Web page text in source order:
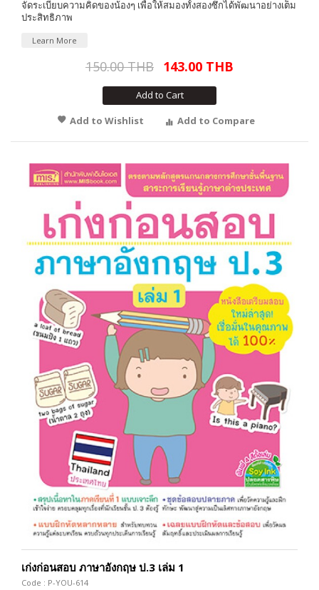
จัดระเบียบความคิดของน้องๆ เพื่อให้สมองทั้งสองซึกได้พัฒนาอย่างเต็ม
ประสิทธิภาพ
Learn More
150.00 THB 143.00 THB
Add to Cart
Add to Wishlist
Add to Compare
เก่งก่อนสอบ ภาษาอังกฤษ ป.3 เล่ม 1
Code : P-YOU-614